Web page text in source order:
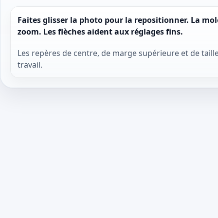
Faites glisser la photo pour la repositionner. La
zoom. Les flèches aident aux réglages fins.
Les repères de centre, de marge supérieure et de
travail.